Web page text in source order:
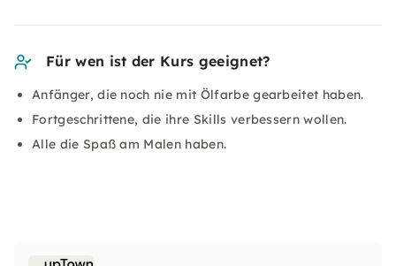
Für wen ist der Kurs geeignet?
Anfänger, die noch nie mit Ölfarbe gearbeitet haben.
Fortgeschrittene, die ihre Skills verbessern wollen.
Alle die Spaß am Malen haben.